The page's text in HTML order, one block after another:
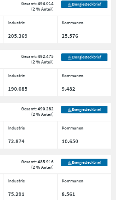
Gesamt:494.014
(2 % Anteil)
Energiesteckbrief
Industrie Kommunen
205.369 25.576
Gesamt:492.475
(2 % Anteil)
Energiesteckbrief
Industrie Kommunen
190.085 9.482
Gesamt:490.282
(2 % Anteil)
Energiesteckbrief
Industrie Kommunen
72.874 10.650
Gesamt:485.916
(2 % Anteil)
Energiesteckbrief
Industrie Kommunen
75.291 8.561